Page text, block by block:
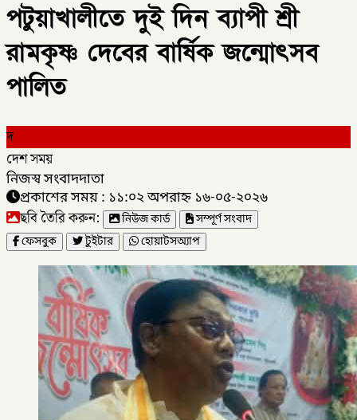
পটুয়াখালীতে দুই দিন ব্যাপী শ্রী
রামকৃষ্ণ দেবের বার্ষিক জন্মোৎসব
পালিত
দ
দেশ সময়
নিজস্ব সংবাদদাতা
প্রকাশের সময় : ১১:০২ অপরাহ্ন ১৬-০৫-২০২৬
ছবি তৈরি করুন: নিউজ কার্ড
সম্পূর্ণ সংবাদ
ফেসবুক
টুইটার হোয়াটসঅ্যাপ